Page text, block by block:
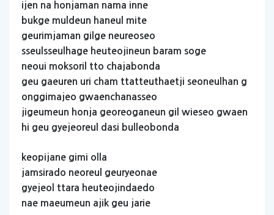
ijen na honjaman nama inne
bukge muldeun haneul
mite
geurimjaman gilge neureoseo
sseulsseulhage heuteojineun baram soge
neoui moksoril tto chajabonda
geu gaeuren uri cham ttatteuthaetji seoneulhan g
onggimajeo gwaenchanasseo
jigeumeun honja georeoganeun gil wieseo gwaen
hi geu gyejeoreul dasi bulleobonda
keopijane gimi olla
jamsirado neoreul
geuryeonae
gyejeol
ttara heuteojindaedo
nae maeumeun ajik geu jarie